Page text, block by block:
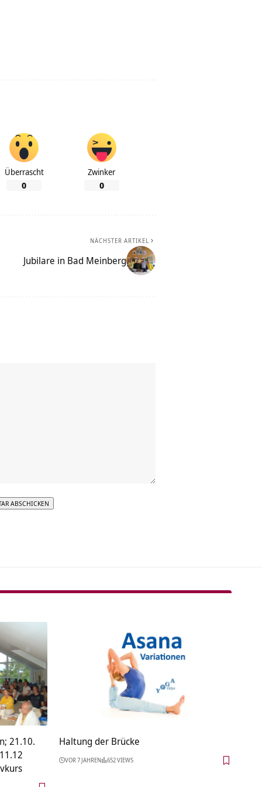
Überrascht
0
Zwinker
0
NÄCHSTER ARTIKEL
Jubilare in Bad Meinberg
21.10.
Haltung der Brücke
VOR 7 JAHREN 652 VIEWS